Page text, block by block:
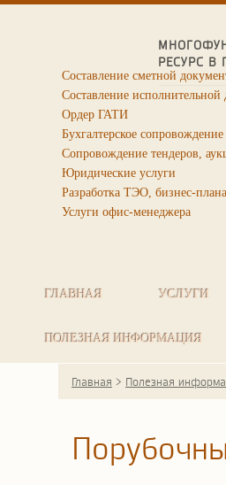
РЕСУРС В
Составление сметной
Составление исполнительной
Ордер ГАТИ
Бухгалтерское сопровождение
Сопровождение тендеров,
Юридические услуги
Разработка ТЭО, бизнес-
Услуги офис-менеджера
ГЛАВНАЯ УСЛУГИ
ПОЛЕЗНАЯ ИНФОРМАЦИЯ
Главная > Полезная